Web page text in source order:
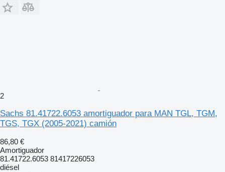
2
Sachs 81.41722.6053 amortiguador para MAN TGL, TGM,
TGS, TGX (2005-2021) camión
86,80 €
Amortiguador
81.41722.6053 81417226053
diésel